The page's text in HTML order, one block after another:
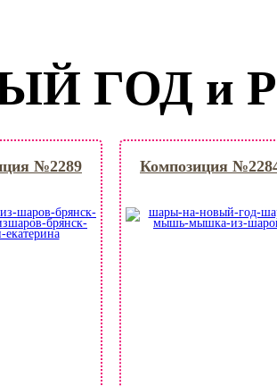
ГОД и
№2289 Композиция